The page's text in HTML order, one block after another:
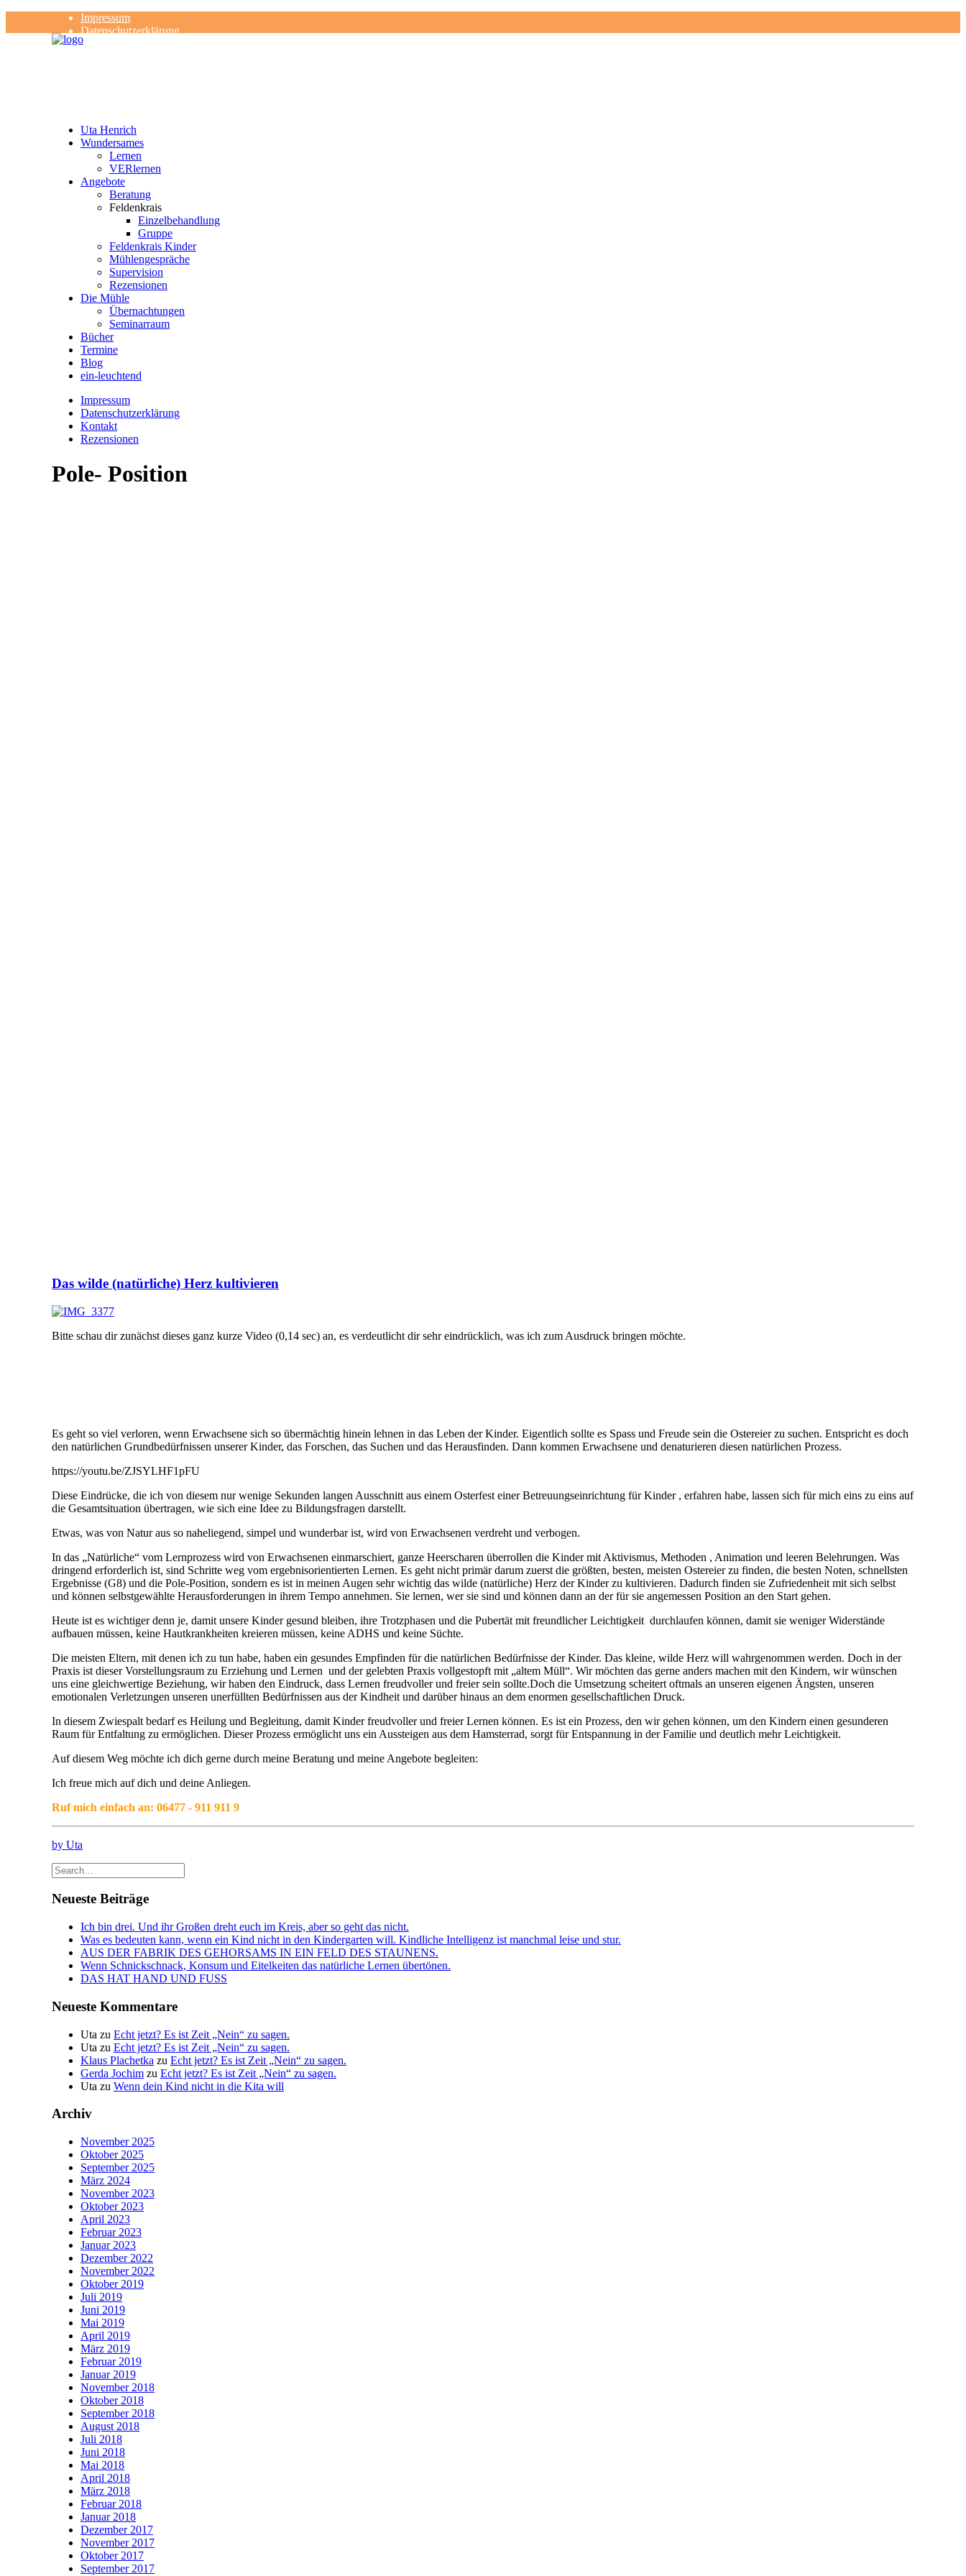
Impressum
Datenschutzerklärung
Kontakt
Uta Henrich
Wundersames
Lernen
VERlernen
Angebote
Beratung
Feldenkrais
Einzelbehandlung
Gruppe
Feldenkrais Kinder
Mühlengespräche
Supervision
Rezensionen
Die Mühle
Übernachtungen
Seminarraum
Bücher
Termine
Blog
ein-leuchtend
Impressum
Datenschutzerklärung
Kontakt
Rezensionen
Pole- Position
Das wilde (natürliche) Herz kultivieren
Bitte schau dir zunächst dieses ganz kurze Video (0,14 sec) an, es verdeutlicht dir sehr eindrücklich, was ich zum Ausdruck bringen möchte.
Es geht so viel verloren, wenn Erwachsene sich so übermächtig hinein lehnen in das Leben der Kinder. Eigentlich sollte es Spass und Freude sein die Ostereier zu suchen. Entspricht es doch
den natürlichen Grundbedürfnissen unserer Kinder, das Forschen, das Suchen und das Herausfinden. Dann kommen Erwachsene und denaturieren diesen natürlichen Prozess.
https://youtu.be/ZJSYLHF1pFU
Diese Eindrücke, die ich von diesem nur wenige Sekunden langen Ausschnitt aus einem Osterfest einer Betreuungseinrichtung für Kinder , erfahren habe, lassen sich für mich eins zu eins auf
die Gesamtsituation übertragen, wie sich eine Idee zu Bildungsfragen darstellt.
Etwas, was von Natur aus so naheliegend, simpel und wunderbar ist, wird von Erwachsenen verdreht und verbogen.
In das „Natürliche“ vom Lernprozess wird von Erwachsenen einmarschiert, ganze Heerscharen überrollen die Kinder mit Aktivismus, Methoden , Animation und leeren Belehrungen. Was
dringend erforderlich ist, sind Schritte weg vom ergebnisorientierten Lernen. Es geht nicht primär darum zuerst die größten, besten, meisten Ostereier zu finden, die besten Noten, schnellsten
Ergebnisse (G8) und die Pole-Position, sondern es ist in meinen Augen sehr wichtig das wilde (natürliche) Herz der Kinder zu kultivieren. Dadurch finden sie Zufriedenheit mit sich selbst
und können selbstgewählte Herausforderungen in ihrem Tempo annehmen. Sie lernen, wer sie sind und können dann an der für sie angemessen Position an den Start gehen.
Heute ist es wichtiger denn je, damit unsere Kinder gesund bleiben, ihre Trotzphasen und die Pubertät mit freundlicher Leichtigkeit durchlaufen können, damit sie weniger Widerstände
aufbauen müssen, keine Hautkrankheiten kreieren müssen, keine ADHS und keine Süchte.
Die meisten Eltern, mit denen ich zu tun habe, haben ein gesundes Empfinden für die natürlichen Bedürfnisse der Kinder. Das kleine, wilde Herz will wahrgenommen werden. Doch in der
Praxis ist dieser Vorstellungsraum zu Erziehung und Lernen und der gelebten Praxis vollgestopft mit „altem Müll“. Wir möchten das gerne anders machen mit den Kindern, wir wünschen
uns eine gleichwertige Beziehung, wir haben den Eindruck, dass Lernen freudvoller und freier sein sollte.Doch die Umsetzung scheitert oftmals an unseren eigenen Ängsten, unseren
emotionalen Verletzungen unseren unerfüllten Bedürfnissen aus der Kindheit und darüber hinaus an dem enormen gesellschaftlichen Druck.
In diesem Zwiespalt bedarf es Heilung und Begleitung, damit Kinder freudvoller und freier Lernen können. Es ist ein Prozess, den wir gehen können, um den Kindern einen gesunderen
Raum für Entfaltung zu ermöglichen. Dieser Prozess ermöglicht uns ein Aussteigen aus dem Hamsterrad, sorgt für Entspannung in der Familie und deutlich mehr Leichtigkeit.
Auf diesem Weg möchte ich dich gerne durch meine Beratung und meine Angebote begleiten:
Ich freue mich auf dich und deine Anliegen.
Ruf mich einfach an: 06477 - 911 911 9
by Uta
Neueste Beiträge
Ich bin drei. Und ihr Großen dreht euch im Kreis, aber so geht das nicht.
Was es bedeuten kann, wenn ein Kind nicht in den Kindergarten will. Kindliche Intelligenz ist manchmal leise und stur.
AUS DER FABRIK DES GEHORSAMS IN EIN FELD DES STAUNENS.
Wenn Schnickschnack, Konsum und Eitelkeiten das natürliche Lernen übertönen.
DAS HAT HAND UND FUSS
Neueste Kommentare
Uta zu Echt jetzt? Es ist Zeit „Nein“ zu sagen.
Uta zu Echt jetzt? Es ist Zeit „Nein“ zu sagen.
Klaus Plachetka zu Echt jetzt? Es ist Zeit „Nein“ zu sagen.
Gerda Jochim zu Echt jetzt? Es ist Zeit „Nein“ zu sagen.
Uta zu Wenn dein Kind nicht in die Kita will
Archiv
November 2025
Oktober 2025
September 2025
März 2024
November 2023
Oktober 2023
April 2023
Februar 2023
Januar 2023
Dezember 2022
November 2022
Oktober 2019
Juli 2019
Juni 2019
Mai 2019
April 2019
März 2019
Februar 2019
Januar 2019
November 2018
Oktober 2018
September 2018
August 2018
Juli 2018
Juni 2018
Mai 2018
April 2018
März 2018
Februar 2018
Januar 2018
Dezember 2017
November 2017
Oktober 2017
September 2017